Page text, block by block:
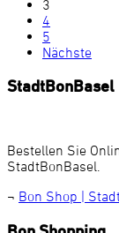
3
4
5
Nächste
StadtBonBasel
Bestellen Sie
StadtBonBasel.
¬ Bon Shop |